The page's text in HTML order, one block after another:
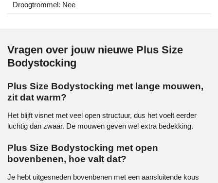
Droogtrommel: Nee
Vragen over jouw nieuwe Plus Size
Bodystocking
Plus Size Bodystocking met lange mouwen,
zit dat warm?
Het blijft visnet met veel open structuur, dus het voelt eerder
luchtig dan zwaar. De mouwen geven wel extra bedekking.
Plus Size Bodystocking met open
bovenbenen, hoe valt dat?
Je hebt uitgesneden bovenbenen met een aansluitende kous